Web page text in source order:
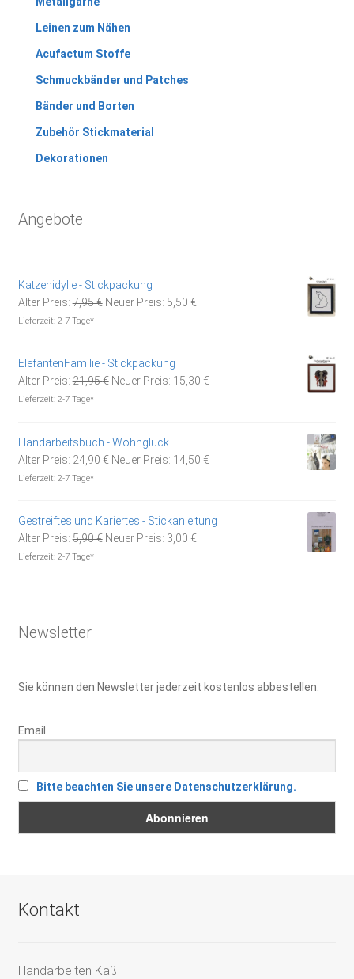
Leinen zum Nähen
Acufactum Stoffe
Schmuckbänder und Patches
Bänder und Borten
Zubehör Stickmaterial
Dekorationen
Angebote
Katzenidylle - Stickpackung
Alter Preis: 7,95€ Ursprünglicher
Neuer Preis: 5,50 €Aktueller
Lieferzeit: 2-7 Tage*
ElefantenFamilie - Stickpackung
Alter Preis: 21,95€ Ursprünglicher
Neuer Preis: 15,30 €Aktueller
Lieferzeit: 2-7 Tage*
Handarbeitsbuch - Wohnglück
Alter Preis: 24,90€ Ursprünglicher
Neuer Preis: 14,50 €Aktueller
Lieferzeit: 2-7 Tage*
Gestreiftes und Kariertes - Stickanleitung
Alter Preis: 5,90€ Ursprünglicher
Neuer Preis: 3,00 €Aktueller
Lieferzeit: 2-7 Tage*
Newsletter
Sie können den Newsletter jederzeit kostenlos abbestellen.
Email
Bitte beachten Sie unsere Datenschutzerklärung.
Kontakt
Handarbeiten Käß